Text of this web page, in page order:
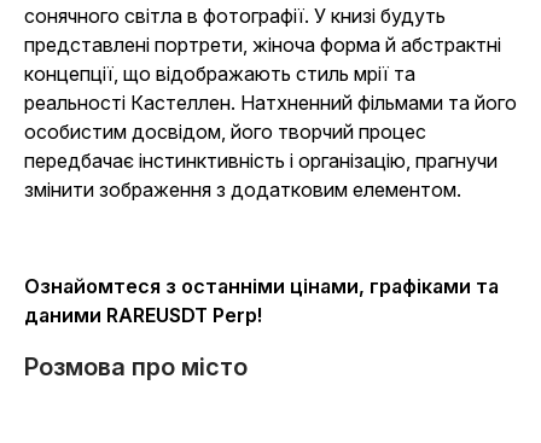
сонячного світла в фотографії. У книзі будуть
представлені портрети, жіноча форма й абстрактні
концепції, що відображають стиль мрії та
реальності Кастеллен. Натхненний фільмами та його
особистим досвідом, його творчий процес
передбачає інстинктивність і організацію, прагнучи
змінити зображення з додатковим елементом.
Ознайомтеся з останніми цінами, графіками та
даними RAREUSDT Perp!
Розмова про місто